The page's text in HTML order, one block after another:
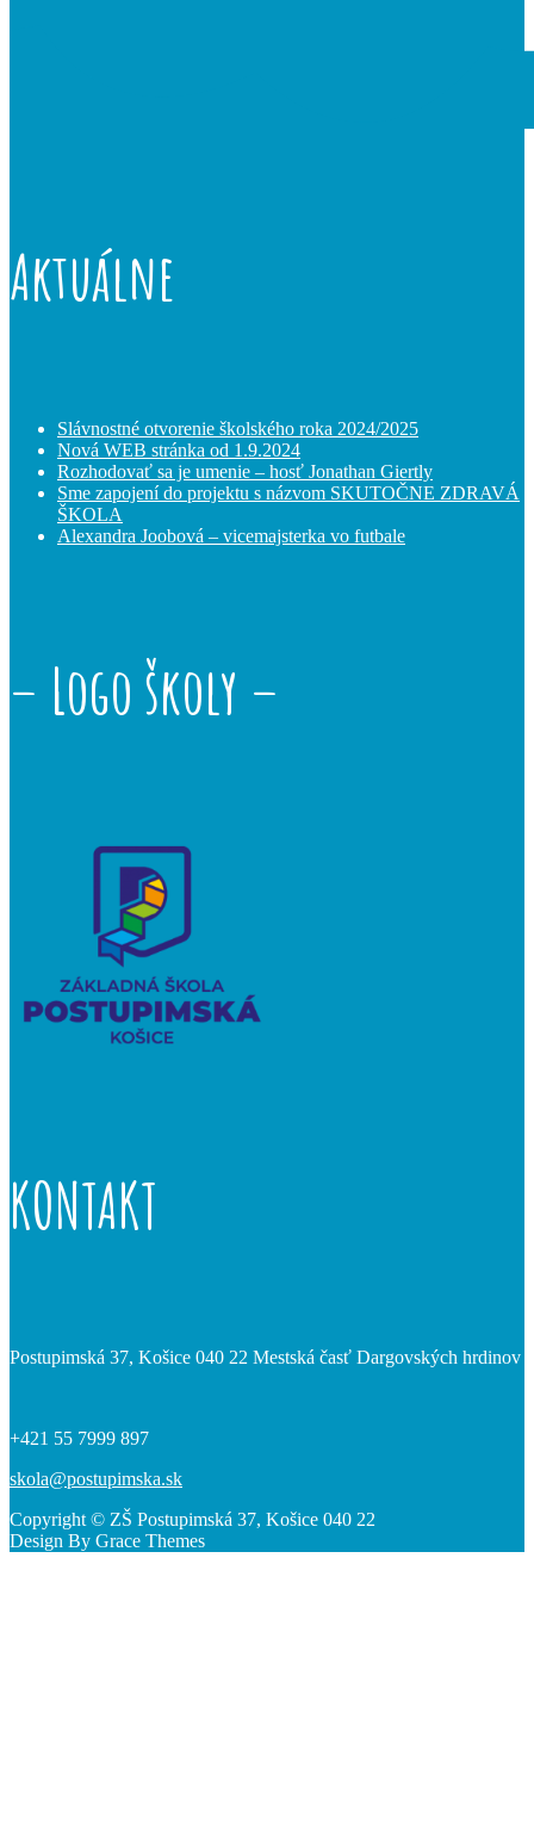
Aktuálne
Slávnostné otvorenie školského roka 2024/2025
Nová WEB stránka od 1.9.2024
Rozhodovať sa je umenie – hosť Jonathan Giertly
Sme zapojení do projektu s názvom SKUTOČNE ZDRAVÁ
ŠKOLA
Alexandra Joobová – vicemajsterka vo futbale
– Logo školy –
KONTAKT
Postupimská 37, Košice 040 22 Mestská časť Dargovských hrdinov
+421 55 7999 897
skola@postupimska.sk
Copyright © ZŠ Postupimská 37, Košice 040 22
Design By Grace Themes